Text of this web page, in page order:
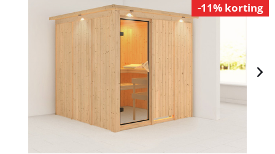
-11% korting